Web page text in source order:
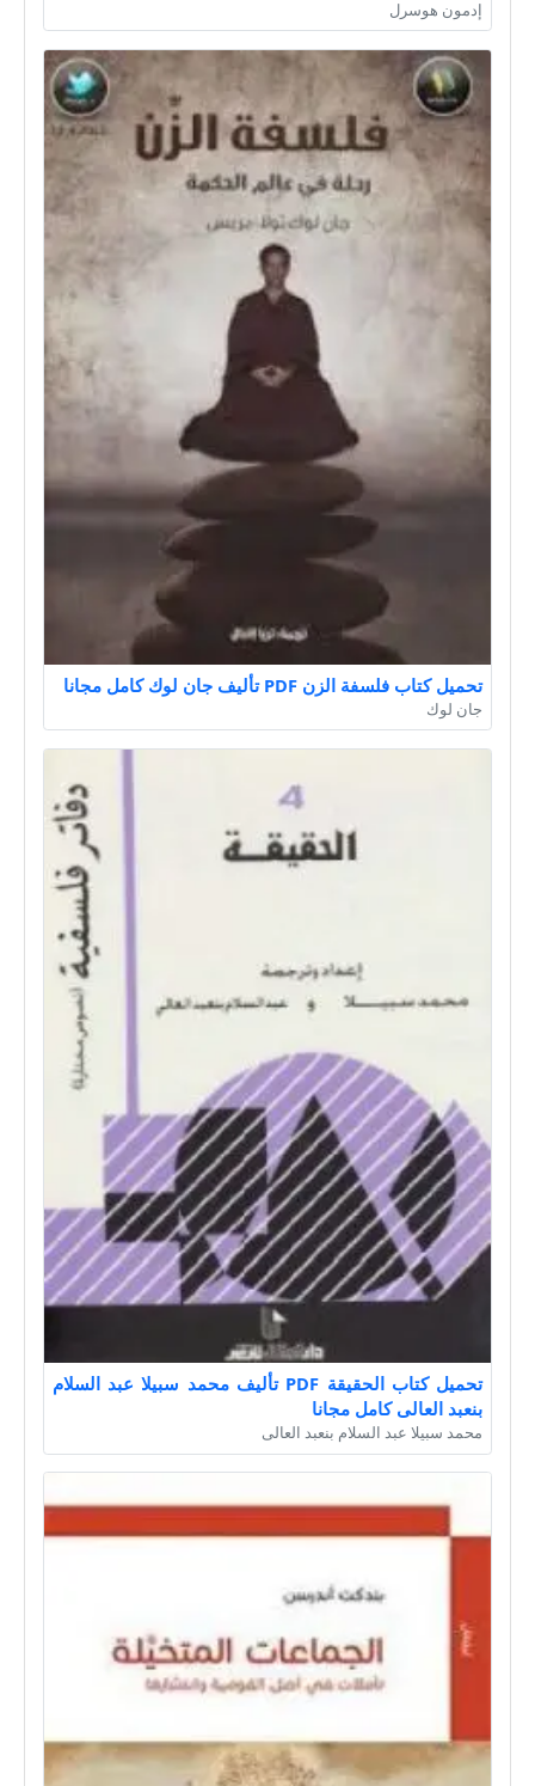
إدمون هوسرل
تحميل كتاب فلسفة الزن PDF تأليف جان لوك كامل مجانا
جان لوك
تحميل كتاب الحقيقة PDF تأليف محمد سبيلا عبد السلام
بنعبد العالى كامل مجانا
محمد سبيلا عبد السلام بنعبد العالى